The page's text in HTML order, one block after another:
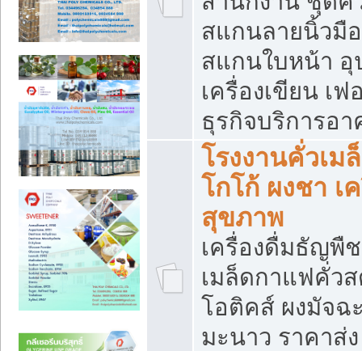
สแกนลายนิ้วมื
สแกนใบหน้า
เครื่องเขียน เ
ธุรกิจบริการอ
โรงงานคั่วเม
โกโก้ ผงชา เ
สุขภาพ
เครื่องดื่มธัญพื
เมล็ดกาแฟคั่ว
โอติคส์ ผงมัจฉ
มะนาว ราคาส่